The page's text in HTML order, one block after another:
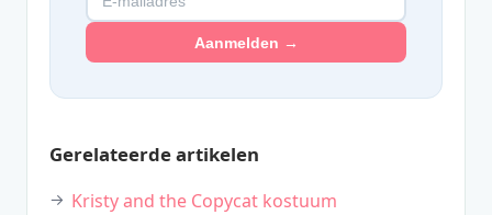
Aanmelden →
Gerelateerde artikelen
Kristy and the Copycat kostuum